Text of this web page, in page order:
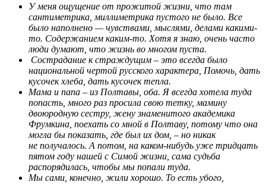
У меня ощущение от прожитой жизни, что там
сантиметрика, миллиметрика пустого не было. Все
было наполнено — чувствами, мыслями, делами какими-
то. Содержанием каким-то. Хотя я знаю, очень часто
люди думают, что жизнь во многом пуста.
Сострадание к страждущим – это всегда было
национальной чертой русского характера, Помочь, дать
кусочек хлеба, дать кусочек тепла.
Мама и папа – из Полтавы, оба. Я всегда хотела туда
попасть, много раз просила свою тетку, мамину
двоюродную сестру, жену знаменитого академика
Фрумкина, поехать со мной в Полтаву, потому что она
могла бы показать, где был их дом, – но никак
не получалось. А потом, на каком-нибудь уже тридцать
пятом году нашей с Симой жизни, сама судьба
распорядилась, чтобы мы попали туда.
Мы сами, конечно, жили хорошо. То есть убого,